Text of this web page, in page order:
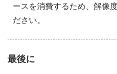
ースを消費するため、解像
ださい。
最後に